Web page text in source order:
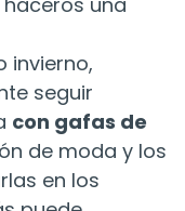
invierno,
seguir
con gafas de
de moda y los
en los